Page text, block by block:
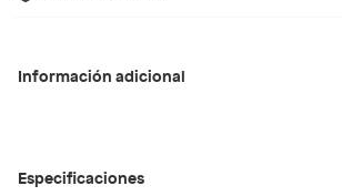
Información adicional
Especificaciones